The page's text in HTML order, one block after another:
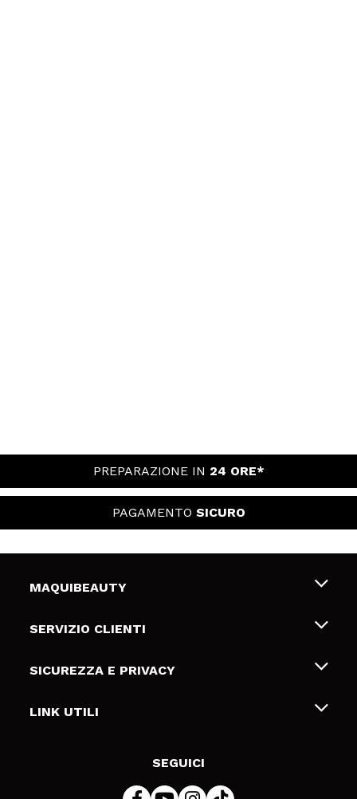
PREPARAZIONE IN 24 ORE*
PAGAMENTO SICURO
MAQUIBEAUTY
Chi siamo
Gift Cards
SERVIZIO CLIENTI
Spedizioni & Resi
Metodi di pagamamento
SICUREZZA E PRIVACY
Termini e condizioni
LINK UTILI
SEGUICI